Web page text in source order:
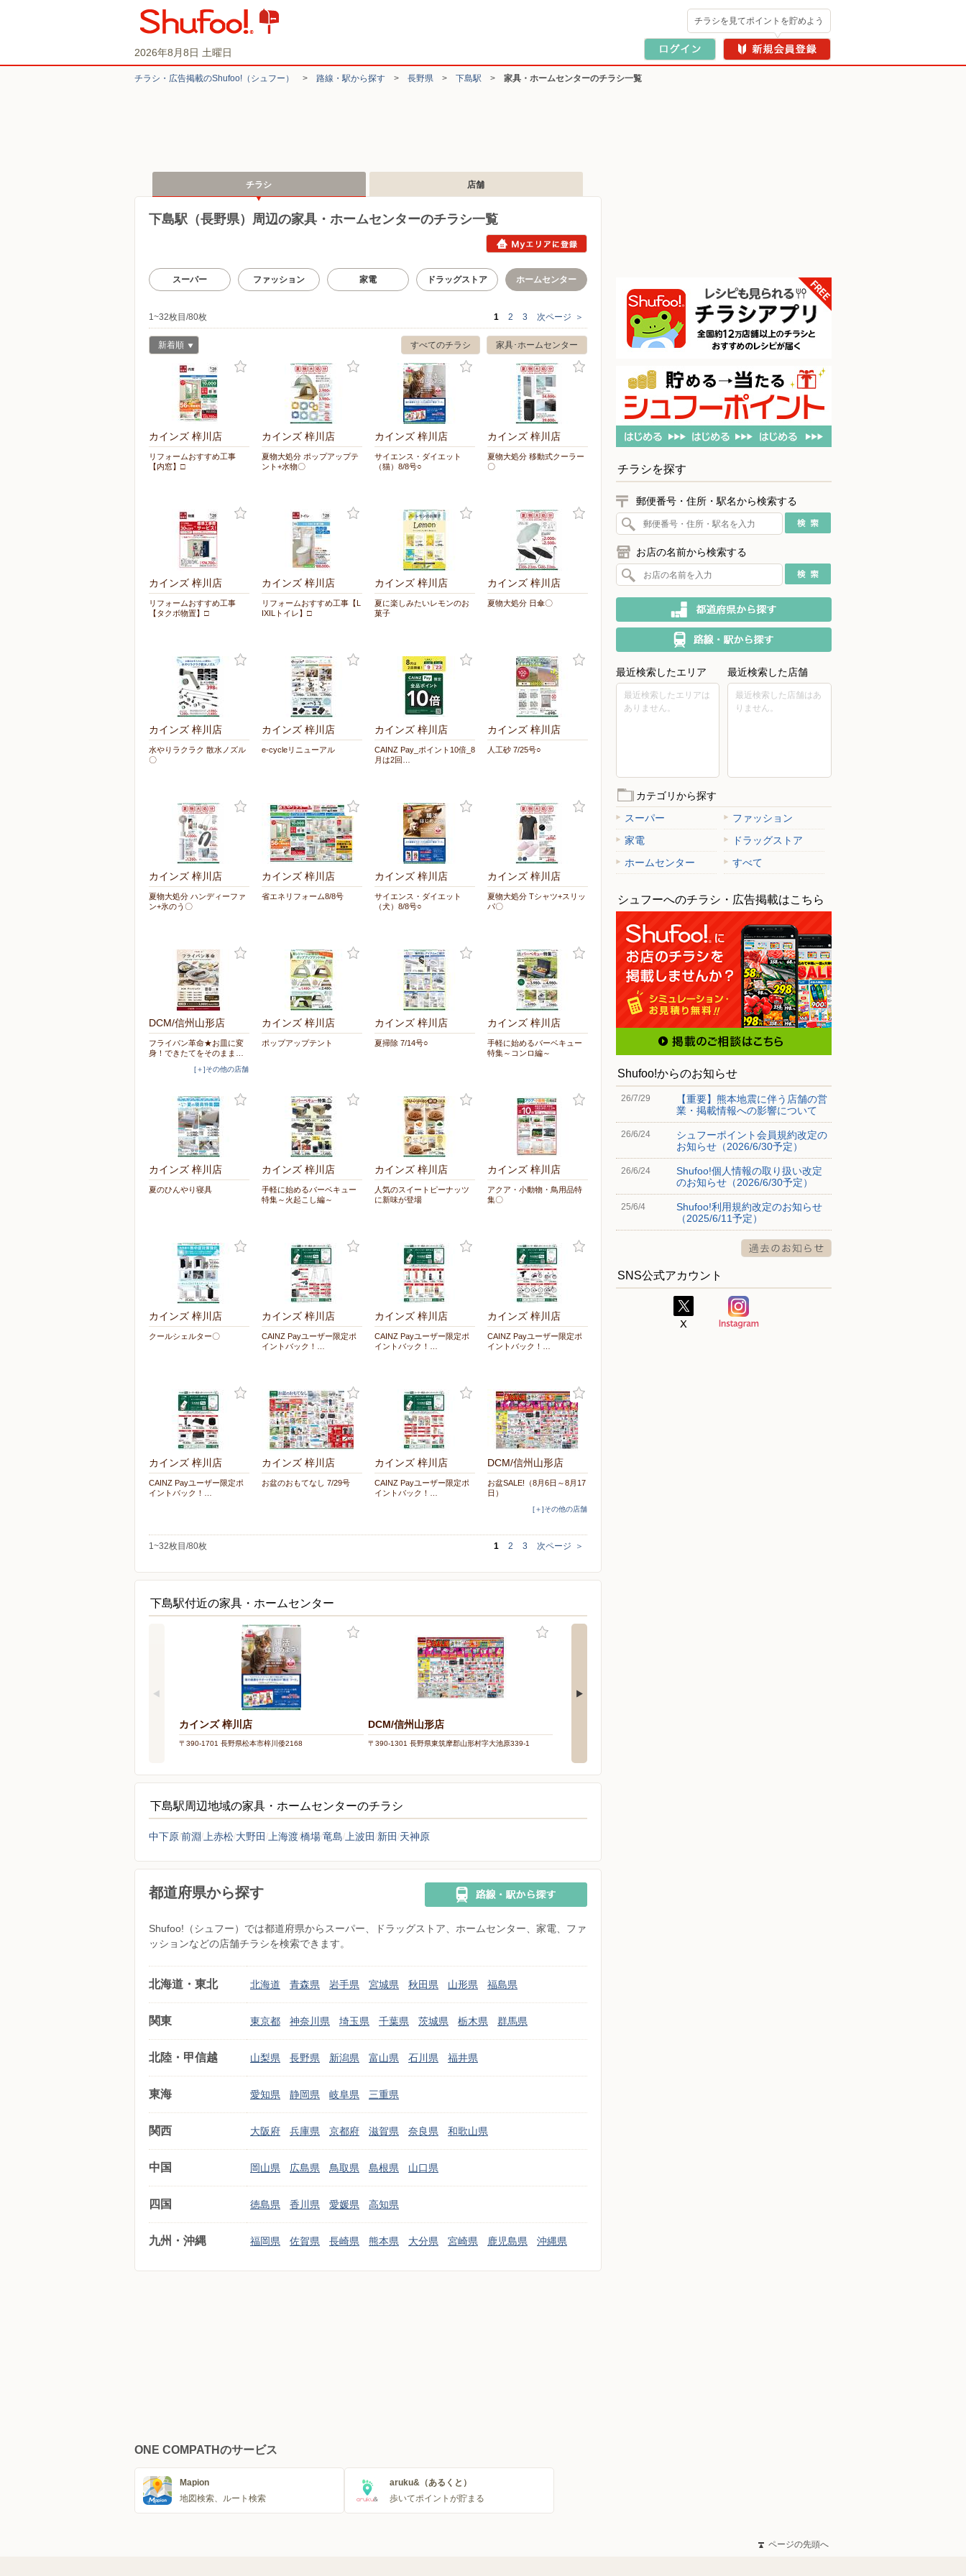
2026年8月8日 土曜日
チラシを見てポイントを貯めよう
チラシ・​広告掲載の​Shufoo!​（シュフー） > 路線・駅から探す > 長野県 > 下島駅 > 家具・ホームセンターのチラシ一覧
チラシ 店舗
下島駅（長野県）周辺の家具・ホームセンターのチラシ一覧
スーパー ファッション 家電 ドラッグストア ホームセンター
1~32枚目/80枚 1 2 3 次ページ ＞
家具･ホームセンター
すべてのチラシ
新着順
カインズ 梓川店
リフォームおすすめ工事
【内窓】□
カインズ 梓川店
夏物大処分 ポップアップテ
ント+水物〇
カインズ 梓川店
サイエンス・ダイエット
（猫）8/8号○
カインズ 梓川店
夏物大処分 移動式クーラー
〇
カインズ 梓川店
リフォームおすすめ工事
【タクボ物置】□
カインズ 梓川店
リフォームおすすめ工事【L
IXILトイレ】□
カインズ 梓川店
夏に楽しみたいレモンのお
菓子
カインズ 梓川店
夏物大処分 日傘〇
カインズ 梓川店
水やりラクラク 散水ノズル
〇
カインズ 梓川店
e-cycleリニューアル
カインズ 梓川店
CAINZ Pay_ポイント10倍_8
月は2回…
カインズ 梓川店
人工砂 7/25号○
カインズ 梓川店
夏物大処分 ハンディーファ
ン+氷のう〇
カインズ 梓川店
省エネリフォーム8/8号
カインズ 梓川店
サイエンス・ダイエット
（犬）8/8号○
カインズ 梓川店
夏物大処分 Tシャツ+スリッ
パ〇
DCM/信州山形店
フライパン革命★お皿に変
身！できたてをそのまま…
[＋]その他の店舗
カインズ 梓川店
ポップアップテント
カインズ 梓川店
夏掃除 7/14号○
カインズ 梓川店
手軽に始めるバーベキュー
特集～コンロ編～
カインズ 梓川店
夏のひんやり寝具
カインズ 梓川店
手軽に始めるバーベキュー
特集～火起こし編～
カインズ 梓川店
人気のスイートピーナッツ
に新味が登場
カインズ 梓川店
アクア・小動物・鳥用品特
集〇
カインズ 梓川店
クールシェルター〇
カインズ 梓川店
CAINZ Payユーザー限定ポ
イントバック！…
カインズ 梓川店
CAINZ Payユーザー限定ポ
イントバック！…
カインズ 梓川店
CAINZ Payユーザー限定ポ
イントバック！…
カインズ 梓川店
CAINZ Payユーザー限定ポ
イントバック！…
カインズ 梓川店
お盆のおもてなし 7/29号
カインズ 梓川店
CAINZ Payユーザー限定ポ
イントバック！…
DCM/信州山形店
お盆SALE!（8月6日～8月17
日）
[＋]その他の店舗
1~32枚目/80枚 1 2 3 次ページ ＞
下島駅付近の家具・ホームセンター
カインズ 梓川店
〒390-1701 長野県松本市梓川倭2168
DCM/信州山形店
〒390-1301 長野県東筑摩郡山形村字大池原339-1
下島駅周辺地域の家具・ホームセンターのチラシ
中下原前淵 上赤松 大野田 上海渡橋場竜島 上波田 新田 天神原
都道府県から探す
Shufoo!（シュフー）では都道府県からスーパー、ドラッグストア、ホームセンター、家電、ファ
ッションなどの店舗チラシを検索できます。
北海道・東北 北海道 青森県 岩手県 宮城県 秋田県 山形県 福島県
関東 東京都 神奈川県 埼玉県 千葉県 茨城県 栃木県 群馬県
北陸・甲信越 山梨県 長野県 新潟県 富山県 石川県 福井県
東海 愛知県 静岡県 岐阜県 三重県
関西 大阪府 兵庫県 京都府 滋賀県 奈良県 和歌山県
中国 岡山県 広島県 鳥取県 島根県 山口県
四国 徳島県 香川県 愛媛県 高知県
九州・沖縄 福岡県 佐賀県 長崎県 熊本県 大分県 宮崎県 鹿児島県 沖縄県
チラシを探す
郵便番号・住所・駅名から検索する
お店の名前から検索する
最近検索したエリア
最近検索したエリアは
ありません。
最近検索した店舗
最近検索した店舗はあ
りません。
カテゴリから探す
スーパー
ファッション
家電
ドラッグストア
ホームセンター
すべて
シュフーへのチラシ・広告掲載はこちら
Shufoo!からのお知らせ
26/7/29
【重要】熊本地震に伴う店舗の営
業・掲載情報への影響について
26/6/24
シュフーポイント会員規約改定の
お知らせ（2026/6/30予定）
26/6/24
Shufoo!個人情報の取り扱い改定
のお知らせ（2026/6/30予定）
25/6/4
Shufoo!利用規約改定のお知らせ
（2025/6/11予定）
SNS公式アカウント
ONE COMPATHのサービス
Mapion
地図検索、ルート検索
aruku&（あるくと）
歩いてポイントが貯まる
ページの先頭へ